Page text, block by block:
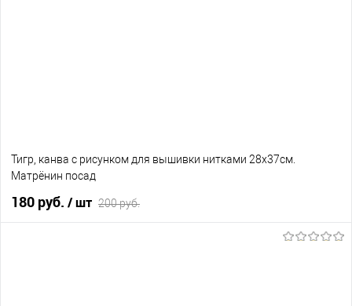
Тигр, канва с рисунком для вышивки нитками 28х37см.
Матрёнин посад
180 руб. / шт 200 руб.